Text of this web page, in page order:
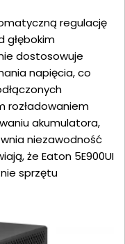
regulację
głębokim
dostosowuje
napięcia, co
rozładowaniem
akumulatora,
niezawodność
że Eaton 5E900UI
sprzętu